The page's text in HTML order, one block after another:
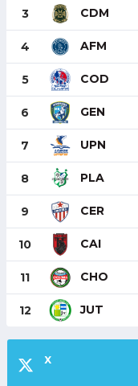
3 CDM
4 AFM
5 COD
6 GEN
7 UPN
8 PLA
9 CER
10 CAI
11 CHO
12 JUT
X